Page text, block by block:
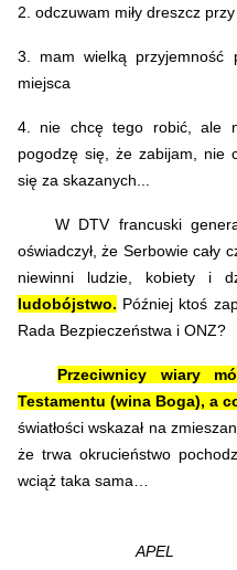
2. odczuwam miły dreszcz
3. mam wielką przyjemność
miejsca
4. nie chcę tego robić, ale
pogodzę się, że zabijam, nie
się za skazanych...
W DTV francuski
oświadczył, że Serbowie cały
niewinni ludzie, kobiety i
ludobójstwo. Później ktoś
Rada Bezpieczeństwa i ONZ?
Przeciwnicy wiary
Testamentu (wina Boga), a
światłości wskazał na
że trwa okrucieństwo
wciąż taka sama…
APEL